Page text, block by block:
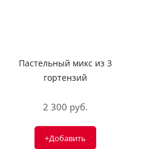
Пастельный микс из 3
гортензий
2 300 руб.
+Добавить